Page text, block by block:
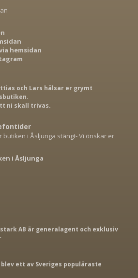
hemsidan
och Lars hälsar er grymt
ni skall trivas.
i Åsljunga stängt- Vi önskar er
i Åsljunga
AB är generalagent och exklusiv
blev ett av Sveriges populäraste